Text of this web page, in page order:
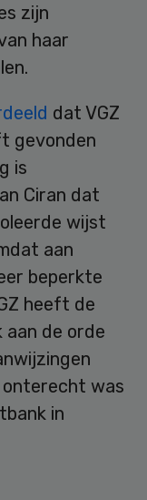
zijn
haar
dat VGZ
gevonden
is
Ciran dat
wijst
aan
beperkte
heeft de
aan de orde
onterecht was
in